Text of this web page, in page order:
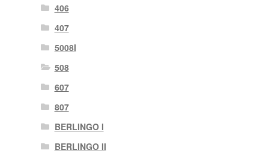
406
407
5008I
508
607
807
BERLINGO I
BERLINGO II